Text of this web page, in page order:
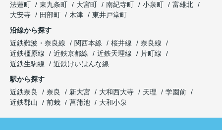
法蓮町
東九条町 大宮町 南紀寺町 小泉町
富雄北
大安寺
田部町 木津
東井戸堂町
沿線から探す
近鉄難波・奈良線
関西本線 桜井線
奈良線
近鉄橿原線
近鉄京都線 近鉄天理線
片町線
近鉄生駒線
近鉄けいはんな線
駅から探す
近鉄奈良
奈良 新大宮 大和西大寺 天理
学園前
近鉄郡山
前栽 菖蒲池 大和小泉